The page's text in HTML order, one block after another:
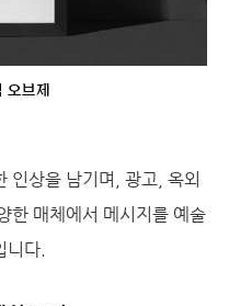
오브제
인상을 남기며, 광고, 옥외
한 매체에서 메시지를 예술
니다.